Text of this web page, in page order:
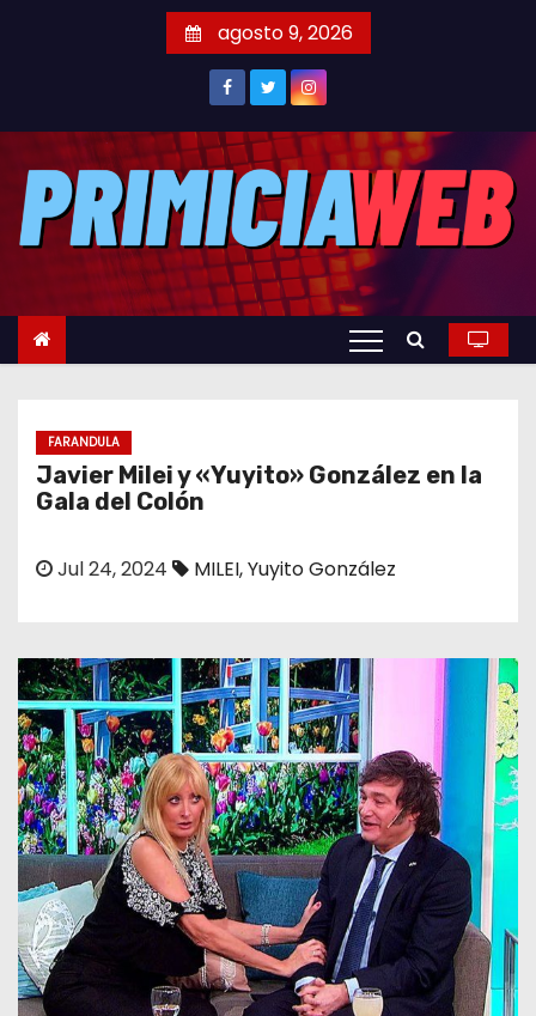
o
agosto 9, 2026
FARANDULA
Javier Milei y «Yuyito» González en la
Gala del Colón
Jul 24, 2024 MILEI,Yuyito González